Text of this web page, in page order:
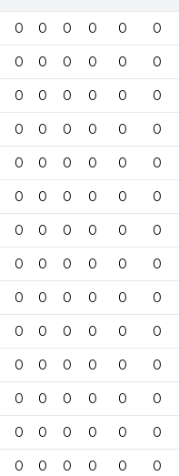
0 0 0 0 0 0
0 0 0 0 0 0
0 0 0 0 0 0
0 0 0 0 0 0
0 0 0 0 0 0
0 0 0 0 0 0
0 0 0 0 0 0
0 0 0 0 0 0
0 0 0 0 0 0
0 0 0 0 0 0
0 0 0 0 0 0
0 0 0 0 0 0
0 0 0 0 0 0
0 0 0 0 0 0